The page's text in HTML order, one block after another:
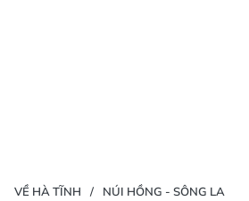
VỀ HÀ TĨNH NÚI HỒNG - SÔNG LA